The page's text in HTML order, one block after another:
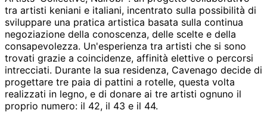
tra artisti keniani e italiani, incentrato sulla possibilità di
sviluppare una pratica artistica basata sulla continua
negoziazione della conoscenza, delle scelte e della
consapevolezza. Un'esperienza tra artisti che si sono
trovati grazie a coincidenze, affinità elettive o percorsi
intrecciati. Durante la sua residenza, Cavenago decide di
progettare tre paia di pattini a rotelle, questa volta
realizzati in legno, e di donare ai tre artisti ognuno il
proprio numero: il 42, il 43 e il 44.